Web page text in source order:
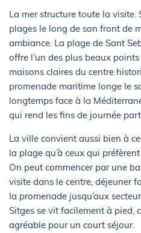
La mer structure toute la visite.
plages le long de son front de
ambiance. La plage de Sant
offre l’un des plus beaux points
maisons claires du centre
promenade maritime longe le
longtemps face à la
qui rend les fins de journée
La ville convient aussi bien à
la plage qu’à ceux qui
On peut commencer par une
visite dans le centre, déjeuner
la promenade jusqu’aux
Sitges se vit facilement à pied,
agréable pour un court séjour.